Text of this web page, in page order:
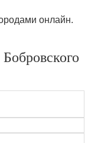
онлайн.